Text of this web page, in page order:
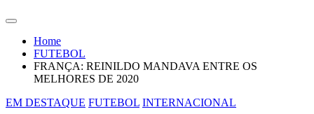
Home
FUTEBOL
FRANÇA: REINILDO MANDAVA ENTRE OS
MELHORES DE 2020
EM DESTAQUE FUTEBOL INTERNACIONAL